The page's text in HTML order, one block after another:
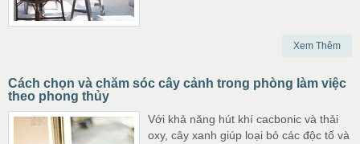
Xem Thêm
Cách chọn và chăm sóc cây cảnh trong phòng làm việc
theo phong thủy
Với khả năng hút khí cacbonic và thải
oxy, cây xanh giúp loại bỏ các độc tố và